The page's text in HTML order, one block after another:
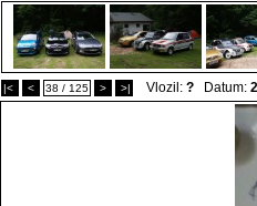
|< < 38 / 125 > >| Vlozil: ? Datum: